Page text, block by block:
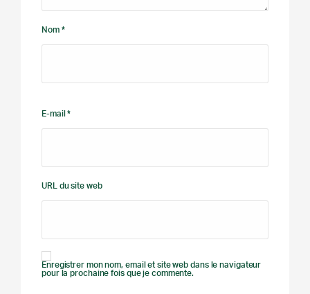
Nom *
E-mail *
URL du site web
Enregistrer mon nom, email et site web dans le navigateur
pour la prochaine fois que je commente.